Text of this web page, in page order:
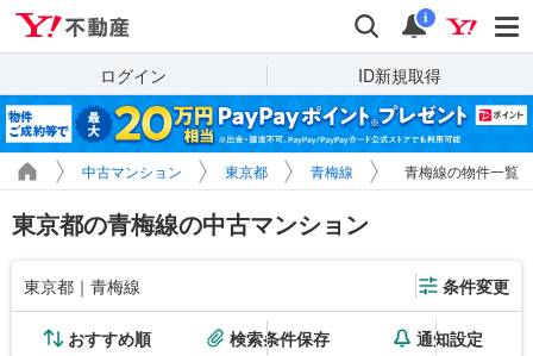
検索 通知
i
ログイン ID新規取得
中古マンション 東京都 青梅線 青梅線の物件一覧
東京都の青梅線の中古マンション
東京都｜青梅線 条件変更
おすすめ順 検索条件保存 通知設定